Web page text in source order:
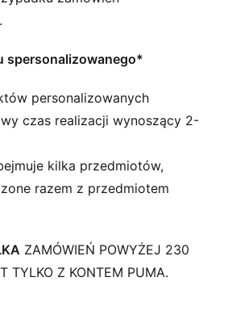
długości z
PUMA T7 (7 cm)
spersonalizowanego*
personalizowanych
czas realizacji wynoszący 2-
kilka przedmiotów,
razem z przedmiotem
ZAMÓWIEŃ POWYŻEJ 230
TYLKO Z KONTEM PUMA.